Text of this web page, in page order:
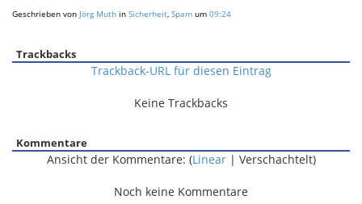
Geschrieben von Jörg Muth in Sicherheit, Spam um 09:24
Trackbacks
Trackback-URL für diesen Eintrag
Keine Trackbacks
Kommentare
Ansicht der Kommentare: (Linear| Verschachtelt)
Noch keine Kommentare